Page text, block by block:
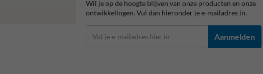
Wil je op de hoogte blijven van onze producten en onze
ontwikkelingen. Vul dan hieronder je e-mailadres in.
Aanmelden